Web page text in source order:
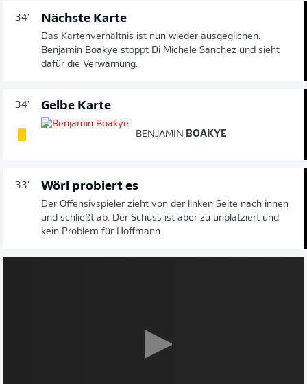
34' Nächste Karte
Das Kartenverhältnis ist nun wieder ausgeglichen.
Benjamin Boakye stoppt Di Michele Sanchez und sieht
dafür die Verwarnung.
34' Gelbe Karte
BENJAMIN BOAKYE
33' Wörl probiert es
Der Offensivspieler zieht von der linken Seite nach innen
und schließt ab. Der Schuss ist aber zu unplatziert und
kein Problem für Hoffmann.